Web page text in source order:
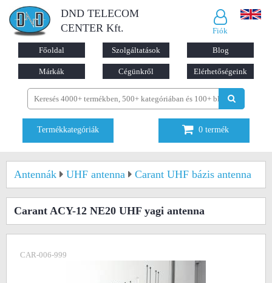
DND TELECOM
CENTER Kft.
Fiók
Főoldal Szolgáltatások Blog
Márkák Cégünkről Elérhetőségeink
Termékkategóriák 0 termék
Antennák UHF antenna Carant UHF bázis antenna
Carant ACY-12 NE20 UHF yagi antenna
CAR-006-999